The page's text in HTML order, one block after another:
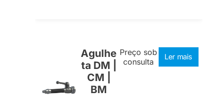
Agulhe
ta DM |
CM |
BM
Preço sob
consulta
Ler mais